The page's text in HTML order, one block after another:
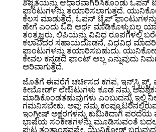
ಶಿಷ್ಟತೆಯನ್ನು ಆಧಾರವಾಗಿರಿಸಿಕೊಂಡು ಓಪನ್
ಫಾಂಟುಗಳನ್ನು ತಯಾರಿಸಲಾಗುತ್ತದೆ.
ಕೆಲಸ ಮಾಡುತ್ತದೆ, ಓಪನ್ ಟೈಪ್ ಫಾಂಟುಗಳನ್ನು
ಹೇಗೆ ಎಂದು ಓದಿ ಅರ್ಥ ಮಾಡಿಕೊಳ್ಳುಬಲ್ಲ
ತಂತ್ರಜ್ಞರು, ಲಿಪಿಯನ್ನು ವಿವಿಧ ರೂಪಗಳಲ್ಲಿ
ಕಲಾವಿದರ ಸಹಾಯದೊಡನೆ, ವಿಧವಿಧ
ಫಾಂಟುಗಳನ್ನು ತಯಾರಿಸಬಹುದು.
ಕೇವಲ ಕನ್ನಡದ ಫಾಂಟ್ ಅಲ್ಲ ಎನ್ನುವುದು
ಅರಿವಾಗುತ್ತದೆ.
ಜೊತೆಗೆ ಈವರೆಗೆ ಚರ್ಚಿಸದ ಕಗಪ, ಇನ್ಸ್‌ಸ್ಕ್ರಿಪ್ಟ್,
ಕೀಬೋರ್ಡ್ ಲೇಔಟುಗಳು ಕೂಡ ನಮ್ಮ
ಮಾಡಿಕೊಂಡತಹುವುಗಳು ಎಂಬುದನ್ನು ಇಲ್ಲಿ
ಗಮನಿಸಬೇಕು. ಅವು ನಮ್ಮ
ಇಂಗ್ಲೀಷ್ ಅಕ್ಷರಗಳನ್ನು ಕುಟುಕಿದಾಗ
ಭಾಷೆಯ ಸಂಕೇತಗಳನ್ನು ಮೂಡಿಸುವಂತೆ
ಪುಟ್ಟ ತಂತ್ರಾಂಶವಷ್ಟೇ. ಯುನಿಕೋಡ್